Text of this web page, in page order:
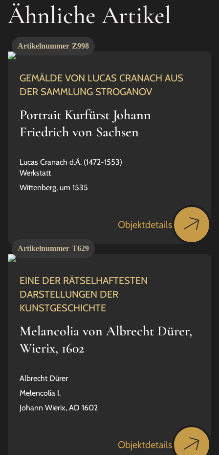
Ähnliche Artikel
Artikelnummer Z998
GEMÄLDE VON LUCAS CRANACH AUS
DER SAMMLUNG STROGANOV
Portrait Kurfürst Johann
Friedrich von Sachsen
Lucas Cranach d.Ä. (1472-1553)
Werkstatt
Wittenberg, um 1535
Objektdetails
Artikelnummer T629
EINE DER RÄTSELHAFTESTEN
DARSTELLUNGEN DER
KUNSTGESCHICHTE
Melancolia von Albrecht Dürer,
Wierix, 1602
Albrecht Dürer
Melencolia I.
Johann Wierix, AD 1602
Objektdetails